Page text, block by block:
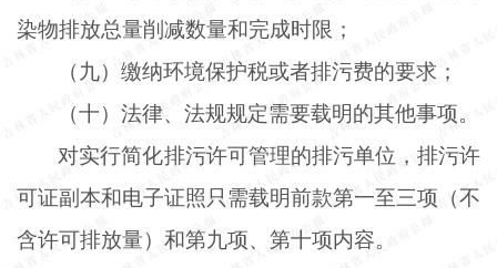
染物排放总量削减数量和完成时限；
（九）缴纳环境保护税或者排污费的要求；
（十）法律、法规规定需要载明的其他事项。
对实行简化排污许可管理的排污单位，排污许
可证副本和电子证照只需载明前款第一至三项（不
含许可排放量）和第九项、第十项内容。